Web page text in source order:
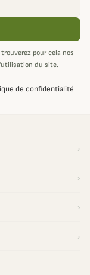
pour cela nos
du site.
de confidentialité